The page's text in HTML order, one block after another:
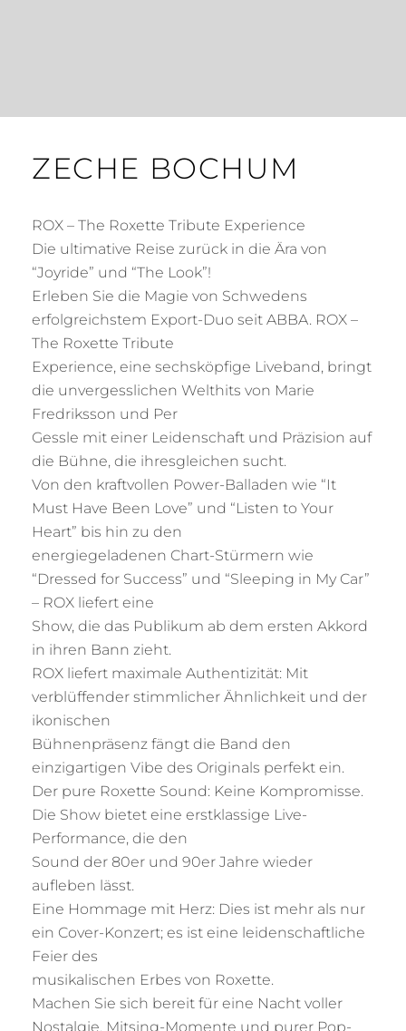
ZECHE BOCHUM
ROX – The Roxette Tribute Experience
Die ultimative Reise zurück in die Ära von
“Joyride” und “The Look”!
Erleben Sie die Magie von Schwedens
erfolgreichstem Export-Duo seit ABBA. ROX –
The Roxette Tribute
Experience, eine sechsköpfige Liveband, bringt
die unvergesslichen Welthits von Marie
Fredriksson und Per
Gessle mit einer Leidenschaft und Präzision auf
die Bühne, die ihresgleichen sucht.
Von den kraftvollen Power-Balladen wie “It
Must Have Been Love” und “Listen to Your
Heart” bis hin zu den
energiegeladenen Chart-Stürmern wie
“Dressed for Success” und “Sleeping in My Car”
– ROX liefert eine
Show, die das Publikum ab dem ersten Akkord
in ihren Bann zieht.
ROX liefert maximale Authentizität: Mit
verblüffender stimmlicher Ähnlichkeit und der
ikonischen
Bühnenpräsenz fängt die Band den
einzigartigen Vibe des Originals perfekt ein.
Der pure Roxette Sound: Keine Kompromisse.
Die Show bietet eine erstklassige Live-
Performance, die den
Sound der 80er und 90er Jahre wieder
aufleben lässt.
Eine Hommage mit Herz: Dies ist mehr als nur
ein Cover-Konzert; es ist eine leidenschaftliche
Feier des
musikalischen Erbes von Roxette.
Machen Sie sich bereit für eine Nacht voller
Nostalgie, Mitsing-Momente und purer Pop-